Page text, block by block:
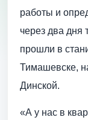
работы и
через два дня
прошли в
Тимашевске,
Динской.
«А у нас в